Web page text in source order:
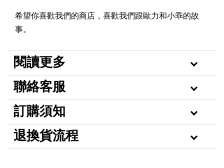
希望你喜歡我們的商店，喜歡我們跟歐力和小乖的故
事。
閱讀更多
聯絡客服
訂購須知
退換貨流程